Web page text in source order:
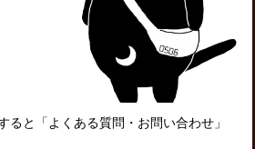
ると「よくある質問・お問い合わせ」